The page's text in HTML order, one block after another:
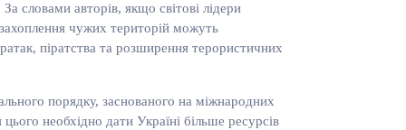
словами авторів, якщо світові лідери
чужих територій можуть
піратства та розширення терористичних
порядку, заснованого на міжнародних
необхідно дати Україні більше ресурсів